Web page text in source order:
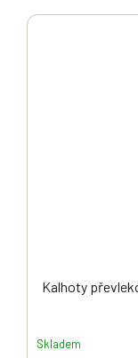
Kalhoty
Skladem